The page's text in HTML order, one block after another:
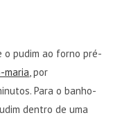
o pudim ao forno pré-
maria, por
Para o banho-
dentro de uma